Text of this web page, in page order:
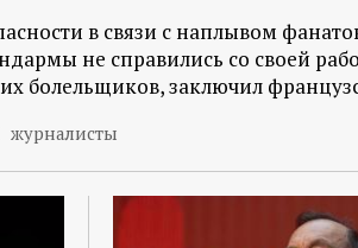
в связи с наплывом
не справились со своей
болельщиков, заключил
журналисты